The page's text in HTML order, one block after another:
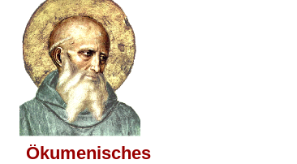
Ökumenisches